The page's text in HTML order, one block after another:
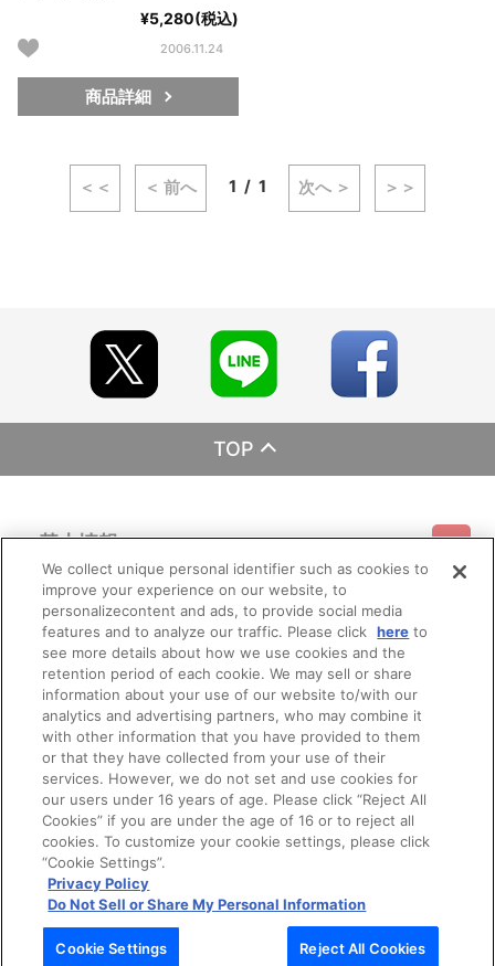
¥5,280(税込)
2006.11.24
商品詳細
＜＜ ＜ 前へ 1 1 次へ ＞ ＞＞
TOP
基本情報
利用規約 特定商取引法に基づく表示 プライバシーポリシー
プライバシーオプション 会社概要
ご利用情報
ご利用ガイド サイトマップ お問い合わせ
Do Not Sell or Share My Personal Information
会員メニュー
ログイン 会員規約 新規会員登録
その他のご案内
公式X バンダイナムコフィルムワークス
© Bandai Namco Filmworks Inc. All Rights Reserved.
We collect unique personal identifier such as cookies to
improve your experience on our website, to
personalizecontent and ads, to provide social media
features and to analyze our traffic. Please click here to
see more details about how we use cookies and the
retention period of each cookie. We may sell or share
information about your use of our website to/with our
analytics and advertising partners, who may combine it
with other information that you have provided to them
or that they have collected from your use of their
services. However, we do not set and use cookies for
our users under 16 years of age. Please click “Reject All
Cookies” if you are under the age of 16 or to reject all
cookies. To customize your cookie settings, please click
“Cookie Settings”.
Privacy Policy
Do Not Sell or Share My Personal Information
Cookie Settings Reject All Cookies